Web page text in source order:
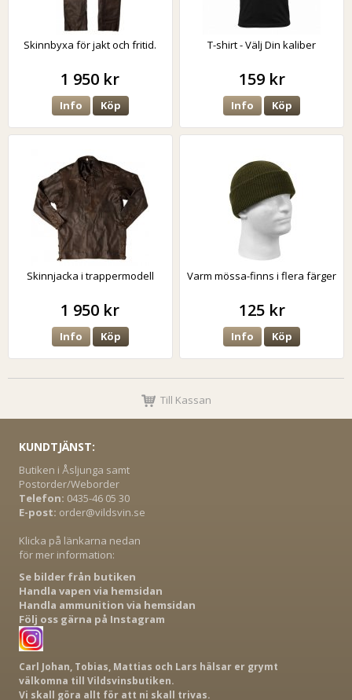
Skinnbyxa för jakt och fritid.
1 950 kr
Info Köp
T-shirt - Välj Din kaliber
159 kr
Info Köp
Skinnjacka i trappermodell
1 950 kr
Info Köp
Varm mössa-finns i flera färger
125 kr
Info Köp
Till Kassan
KUNDTJÄNST:
Butiken i Åsljunga samt
Postorder/Weborder
Telefon: 0435-46 05 30
E-post: order@vildsvin.se
Klicka på länkarna nedan
för mer information:
Se bilder från butiken
Handla vapen via hemsidan
Handla ammunition via hemsidan
Följ oss gärna på Instagram
Carl Johan, Tobias, Mattias och Lars hälsar er grymt
välkomna till Vildsvinsbutiken.
Vi skall göra allt för att ni skall trivas.